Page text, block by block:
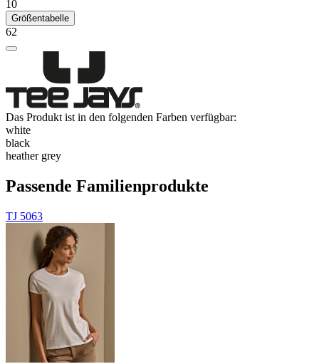
10
Größentabelle
62
Das Produkt ist in den folgenden Farben verfügbar:
white
black
heather grey
Passende Familienprodukte
TJ 5063